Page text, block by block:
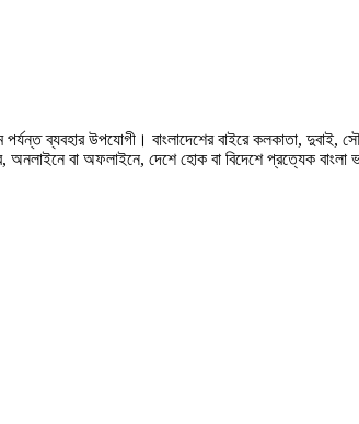
ব্যবহার উপযোগী। বাংলাদেশের বাইরে কলকাতা, দুবাই,
বা অফলাইনে, দেশে হোক বা বিদেশে প্রত্যেক বাংলা